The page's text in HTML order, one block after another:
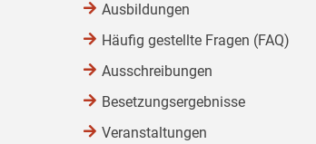
Ausbildungen
Häufig gestellte Fragen (FAQ)
Ausschreibungen
Besetzungsergebnisse
Veranstaltungen